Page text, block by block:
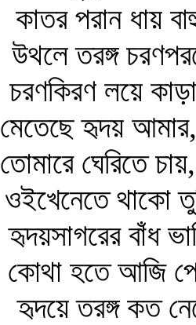
কাতর পরান ধায়
উথলে তরঙ্গ
চরণকিরণ লয়ে
মেতেছে হৃদয়
তোমারে ঘেরিতে
ওইখেনেতে থাকো
হৃদয়সাগরের বাঁধ
কোথা হতে আজি
হৃদয়ে তরঙ্গ কত